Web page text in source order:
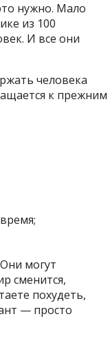
нужно. Мало
из 100
И все они
человека
к прежним
могут
сменится,
похудеть,
— просто